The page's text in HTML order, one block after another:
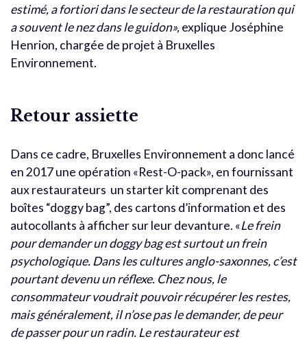
estimé, a fortiori dans le secteur de la restauration qui
a souvent le nez dans le guidon»,explique Joséphine
Henrion, chargée de projet à Bruxelles
Environnement.
Retour assiette
Dans ce cadre, Bruxelles Environnement a donc lancé
en 2017 une opération «Rest-O-pack», en fournissant
aux restaurateurs un starter kit comprenant des
boîtes “doggy bag”, des cartons d’information et des
autocollants à afficher sur leur devanture. «Le frein
pour demander un doggy bag est surtout un frein
psychologique. Dans les cultures anglo-saxonnes, c’est
pourtant devenu un réflexe. Chez nous, le
consommateur voudrait pouvoir récupérer les restes,
mais généralement, il n’ose pas le demander, de peur
de passer pour un radin. Le restaurateur est